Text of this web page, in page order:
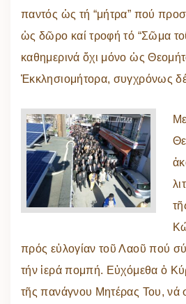
παντός ὡς τή “μήτρα” πού
ὡς δῶρο καί τροφή τό “Σῶμα
καθημερινά ὄχι μόνο ὡς
Ἐκκλησιομήτορα, συγχρόνως
πρός εὐλογίαν τοῦ Λαοῦ πού
τήν ἱερά πομπή. Εὐχόμεθα ὁ
τῆς πανάγνου Μητέρας Του, νά